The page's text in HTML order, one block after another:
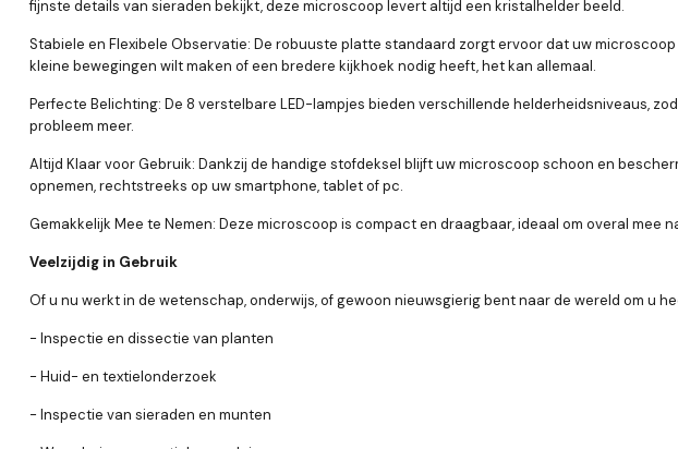
fijnste details van sieraden bekijkt, deze microscoop levert altijd een kristalhelder beeld.
Stabiele en Flexibele Observatie: De robuuste platte standaard zorgt ervoor dat uw
kleine bewegingen wilt maken of een bredere kijkhoek nodig heeft, het kan allemaal.
Perfecte Belichting: De 8 verstelbare LED-lampjes bieden verschillende helderheidsniveaus,
probleem meer.
Altijd Klaar voor Gebruik: Dankzij de handige stofdeksel blijft uw microscoop schoon en
opnemen, rechtstreeks op uw smartphone, tablet of pc.
Gemakkelijk Mee te Nemen: Deze microscoop is compact en draagbaar, ideaal om overal
Veelzijdig in Gebruik
Of u nu werkt in de wetenschap, onderwijs, of gewoon nieuwsgierig bent naar de wereld om u
- Inspectie en dissectie van planten
- Huid- en textielonderzoek
- Inspectie van sieraden en munten